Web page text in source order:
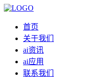
首页
关于我们
ai资讯
ai应用
联系我们